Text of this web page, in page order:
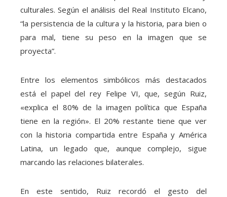
culturales. Según el análisis del Real Instituto Elcano,
“la persistencia de la cultura y la historia, para bien o
para mal, tiene su peso en la imagen que se
proyecta”.
Entre los elementos simbólicos más destacados
está el papel del rey Felipe VI, que, según Ruiz,
«explica el 80% de la imagen política que España
tiene en la región». El 20% restante tiene que ver
con la historia compartida entre España y América
Latina, un legado que, aunque complejo, sigue
marcando las relaciones bilaterales.
En este sentido, Ruiz recordó el gesto del